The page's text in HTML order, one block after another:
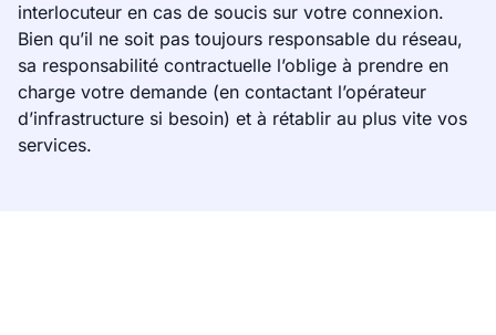
interlocuteur en cas de soucis sur votre connexion.
Bien qu’il ne soit pas toujours responsable du réseau,
sa responsabilité contractuelle l’oblige à prendre en
charge votre demande (en contactant l’opérateur
d’infrastructure si besoin) et à rétablir au plus vite vos
services.